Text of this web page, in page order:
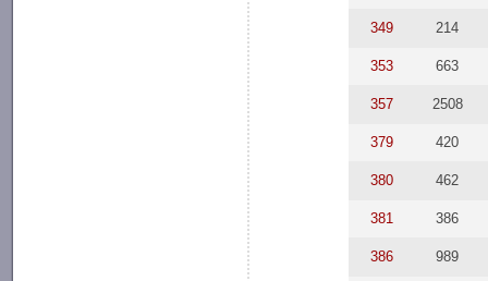
349 214
353 663
357 2508
379 420
380 462
381 386
386 989